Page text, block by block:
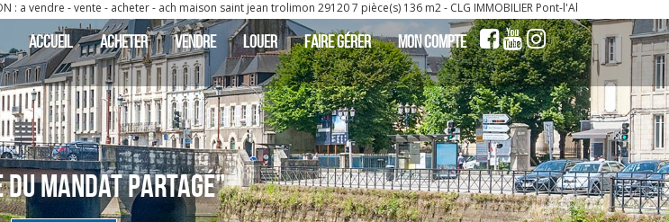
- ach maison saint jean trolimon 29120 7 pièce(s) 136 m2 - CLG IMMOBILIER Pont-l'Abbé | SIA FinistèreMaison benodet
ACCUEIL ACHETER VENDRE LOUER FAIRE GÉRER MON COMPTE
du Mandat partagé"